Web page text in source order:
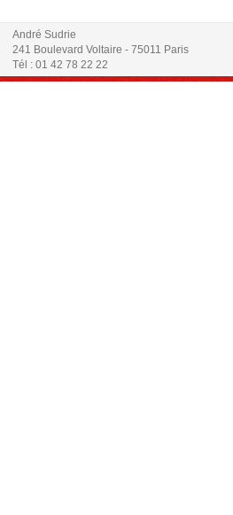
André Sudrie
241 Boulevard Voltaire - 75011 Paris
Tél : 01 42 78 22 22